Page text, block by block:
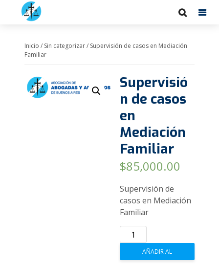
Inicio / Sin categorizar/ Supervisión de casos en Mediación
Familiar
Supervisió
n de casos
en
Mediación
Familiar
$85,000.00
Supervisión de
casos en Mediación
Familiar
Supervisión
de
AÑADIR AL